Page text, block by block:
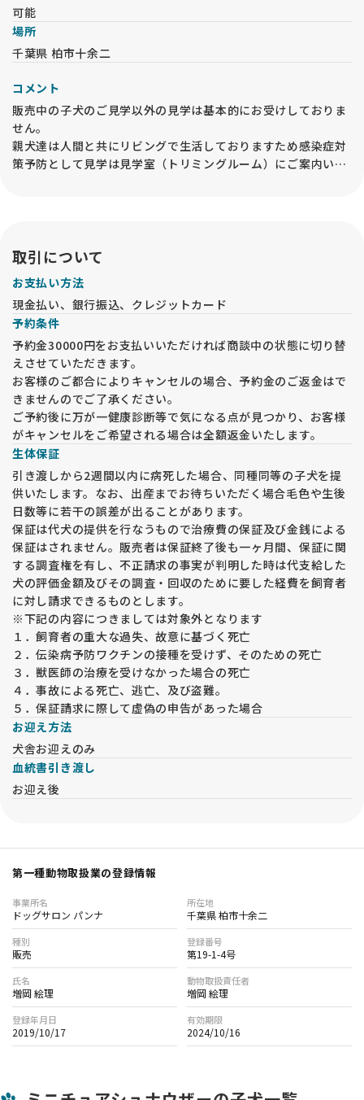
可能
場所
千葉県 柏市十余二
コメント
販売中の子犬のご見学以外の見学は基本的にお受けしておりま
せん。
親犬達は人間と共にリビングで生活しておりますため感染症対
策予防として見学は見学室（トリミングルーム）にご案内いた
取引について
お支払い方法
現金払い、銀行振込、クレジットカード
予約条件
予約金30000円をお支払いいただければ商談中の状態に切り替
えさせていただきます。
お客様のご都合によりキャンセルの場合、予約金のご返金はで
きませんのでご了承ください。
ご予約後に万が一健康診断等で気になる点が見つかり、お客様
がキャンセルをご希望される場合は全額返金いたします。
生体保証
引き渡しから2週間以内に病死した場合、同種同等の子犬を提
供いたします。なお、出産までお待ちいただく場合毛色や生後
日数等に若干の誤差が出ることがあります。
保証は代犬の提供を行なうもので治療費の保証及び金銭による
保証はされません。販売者は保証終了後も一ヶ月間、保証に関
する調査権を有し、不正請求の事実が判明した時は代支給した
犬の評価金額及びその調査・回収のために要した経費を飼育者
に対し請求できるものとします。
※下記の内容につきましては対象外となります
１．飼育者の重大な過失、故意に基づく死亡
２．伝染病予防ワクチンの接種を受けず、そのための死亡
３．獣医師の治療を受けなかった場合の死亡
４．事故による死亡、逃亡、及び盗難。
５．保証請求に際して虚偽の申告があった場合
お迎え方法
犬舎お迎えのみ
血統書引き渡し
お迎え後
第一種動物取扱業の登録情報
事業所名
ドッグサロン パンナ
所在地
千葉県 柏市十余二
種別
販売
登録番号
第19-1-4号
氏名
増岡 絵理
動物取扱責任者
増岡 絵理
登録年月日
2019/10/17
有効期限
2024/10/16